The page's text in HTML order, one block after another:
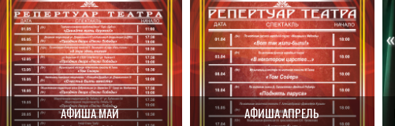
АФИША МАЙ АФИША АПРЕЛЬ